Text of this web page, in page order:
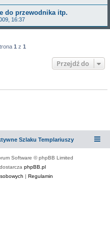
do przewodnika itp.
16:37
1 z 1
Przejdź do
Szlaku Templariuszy
Software © phpBB Limited
phpBB.pl
| Regulamin